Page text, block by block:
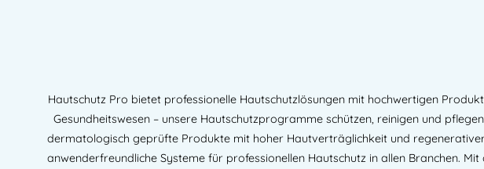
Hautschutz Pro bietet professionelle Hautschutzlösungen mit hochwertigen
Gesundheitswesen – unsere Hautschutzprogramme schützen, reinigen und
dermatologisch geprüfte Produkte mit hoher Hautverträglichkeit und
anwenderfreundliche Systeme für professionellen Hautschutz in allen Branchen.